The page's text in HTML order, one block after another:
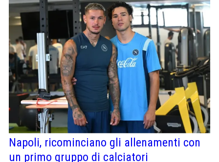
Napoli, ricominciano gli allenamenti con
un primo gruppo di calciatori